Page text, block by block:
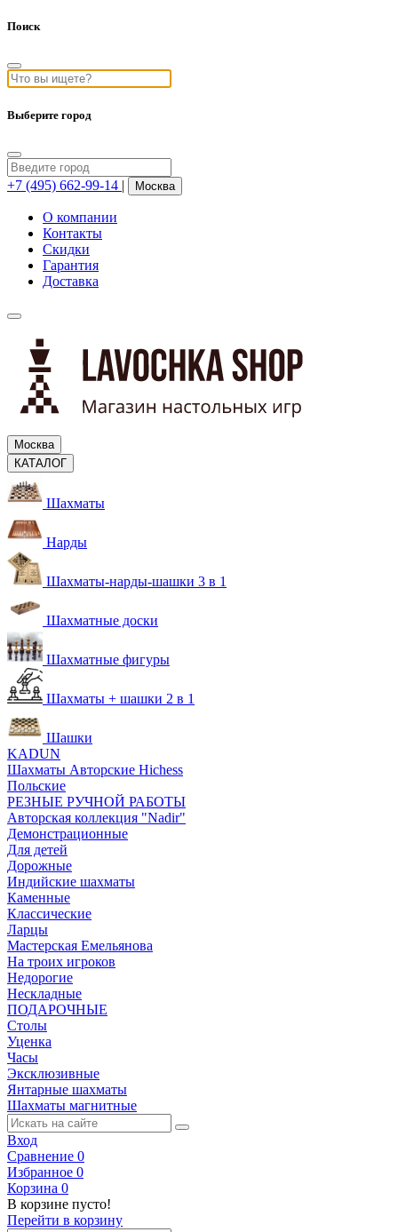
Поиск
Выберите город
+7 (495) 662-99-14 | Москва
О компании
Контакты
Скидки
Гарантия
Доставка
Москва
КАТАЛОГ
Шахматы
Нарды
Шахматы-нарды-шашки 3 в 1
Шахматные доски
Шахматные фигуры
Шахматы + шашки 2 в 1
Шашки
KADUN
Шахматы Авторские Hichess
Польские
РЕЗНЫЕ РУЧНОЙ РАБОТЫ
Авторская коллекция "Nadir"
Демонстрационные
Для детей
Дорожные
Индийские шахматы
Каменные
Классические
Ларцы
Мастерская Емельянова
На троих игроков
Недорогие
Нескладные
ПОДАРОЧНЫЕ
Столы
Уценка
Часы
Эксклюзивные
Янтарные шахматы
Шахматы магнитные
Вход
Сравнение 0
Избранное 0
Корзина 0
В корзине пусто!
Перейти в корзину